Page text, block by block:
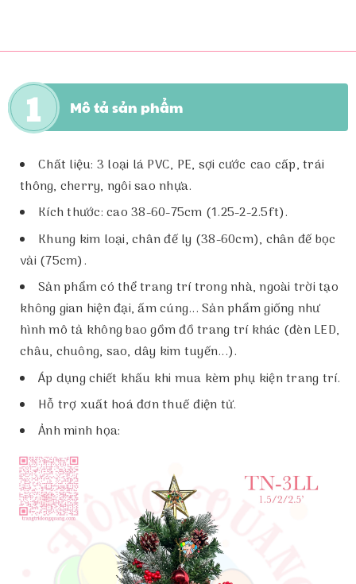
Mô tả sản phẩm
Chất liệu: 3 loại lá PVC, PE, sợi cước cao cấp, trái
thông, cherry, ngôi sao nhựa.
Kích thước: cao 38-60-75cm (1.25-2-2.5ft).
Khung kim loại, chân đế ly (38-60cm), chân đế bọc
vải (75cm).
Sản phẩm có thể trang trí trong nhà, ngoài trời tạo
không gian hiện đại, ấm cúng... Sản phẩm giống như
hình mô tả không bao gồm đồ trang trí khác (đèn LED,
châu, chuông, sao, dây kim tuyến...).
Áp dụng chiết khấu khi mua kèm phụ kiện trang trí.
Hỗ trợ xuất hoá đơn thuế điện tử.
Ảnh minh họa: